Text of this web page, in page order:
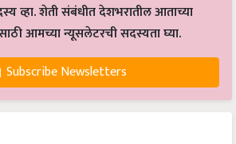
व्हा. शेती संबंधीत देशभरातील आताच्या
आमच्या न्यूसलेटरची सदस्यता घ्या.
Subscribe Newsletters